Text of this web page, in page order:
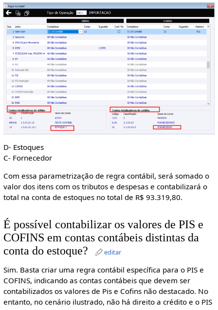
D- Estoques
C- Fornecedor
Com essa parametrização de regra contábil, será somado o
valor dos itens com os tributos e despesas e contabilizará o
total na conta de estoques no total de R$ 93.319,80.
É possível contabilizar os valores de PIS e
COFINS em contas contábeis distintas da
conta do estoque?
editar
Sim. Basta criar uma regra contábil específica para o PIS e
COFINS, indicando as contas contábeis que devem ser
contabilizados os valores de Pis e Cofins não destacado. No
entanto, no cenário ilustrado, não há direito a crédito e o PIS